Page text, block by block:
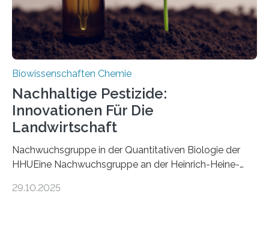
Biowissenschaften Chemie
Nachhaltige Pestizide:
Innovationen Für Die
Landwirtschaft
Nachwuchsgruppe in der Quantitativen Biologie der
HHUEine Nachwuchsgruppe an der Heinrich-Heine-
fünf Jahren erforschen, wie Bakterien auf
29.10.2025